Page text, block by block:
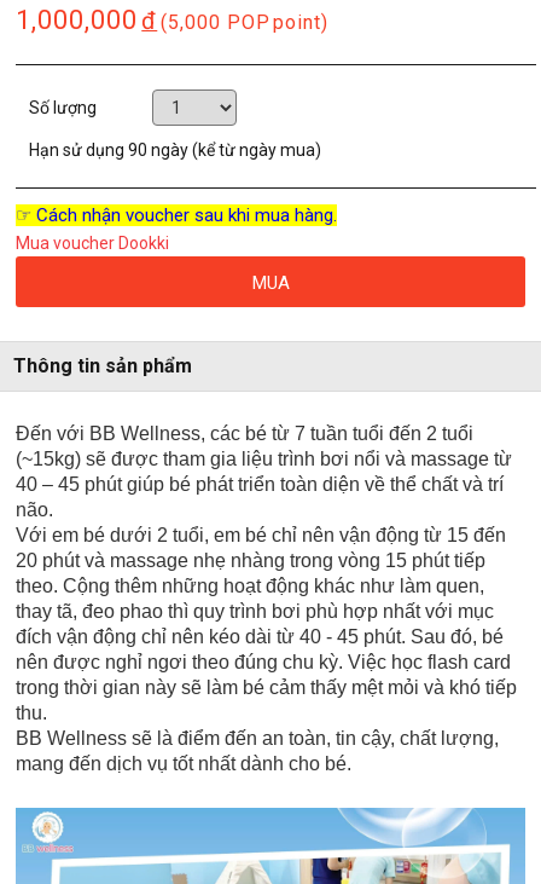
1,000,000 đ (5,000 POP point)
Số lượng
Hạn sử dụng90 ngày (kể từ ngày mua)
☞ Cách nhận voucher sau khi mua hàng.
Mua voucher Dookki
MUA
Thông tin sản phẩm
Đến với BB Wellness, các bé từ 7 tuần tuổi đến 2 tuổi
(~15kg) sẽ được tham gia liệu trình bơi nổi và massage từ
40 – 45 phút giúp bé phát triển toàn diện về thể chất và trí
não.
Với em bé dưới 2 tuổi, em bé chỉ nên vận động từ 15 đến
20 phút và massage nhẹ nhàng trong vòng 15 phút tiếp
theo. Cộng thêm những hoạt động khác như làm quen,
thay tã, đeo phao thì quy trình bơi phù hợp nhất với mục
đích vận động chỉ nên kéo dài từ 40 - 45 phút. Sau đó, bé
nên được nghỉ ngơi theo đúng chu kỳ. Việc học flash card
trong thời gian này sẽ làm bé cảm thấy mệt mỏi và khó tiếp
thu.
BB Wellness sẽ là điểm đến an toàn, tin cậy, chất lượng,
mang đến dịch vụ tốt nhất dành cho bé.